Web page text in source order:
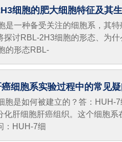
细胞的肥大细胞特征及其
是一种备受关注的细胞系，其
探讨RBL-2H3细胞的形态、为
的形态RBL-
细胞系实验过程中的常见疑
胞是如何被建立的？答：HUH-
化肝细胞肝癌组织。这个细胞
：HUH-7细